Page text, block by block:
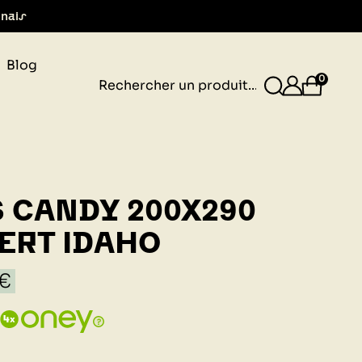
Blog
0
CANDY 200X290
IDAHO